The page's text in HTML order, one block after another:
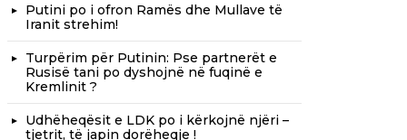
Putini po i ofron Ramës dhe Mullave të
Iranit strehim!
Turpërim për Putinin: Pse partnerët e
Rusisë tani po dyshojnë në fuqinë e
Kremlinit ?
Udhëheqësit e LDK po i kërkojnë njëri –
tjetrit, të japin dorëheqje !